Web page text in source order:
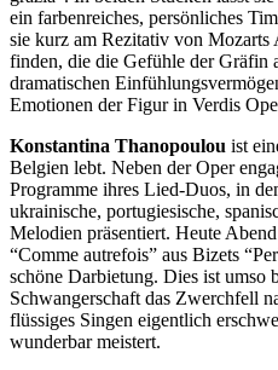
ein farbenreiches, persönliches
sie kurz am Rezitativ von Mozarts
finden, die die Gefühle der Gräfin
dramatischen Einfühlungsvermö
Emotionen der Figur in Verdis
Konstantina Thanopoulou ist
Belgien lebt. Neben der Oper
Programme ihres Lied-Duos, in
ukrainische, portugiesische,
Melodien präsentiert. Heute
“Comme autrefois” aus Bizets “
schöne Darbietung. Dies ist umso
Schwangerschaft das Zwerchfell
flüssiges Singen eigentlich
wunderbar meistert.